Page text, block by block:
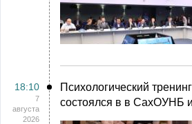
18:10
7
августа
2026
Психологический
состоялся в в СахОУНБ